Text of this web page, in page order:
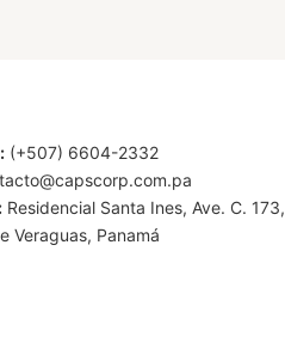
(+507) 6604-2332
Residencial Santa Ines, Ave. C. 173,
Veraguas, Panamá